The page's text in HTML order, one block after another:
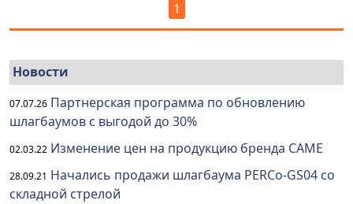
1
Новости
07.07.26 Партнерская программа по обновлению
шлагбаумов с выгодой до 30%
02.03.22 Изменение цен на продукцию бренда CAME
28.09.21 Начались продажи шлагбаума PERCo-GS04 со
складной стрелой